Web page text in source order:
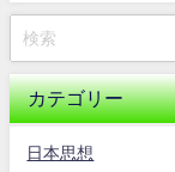
カテゴリー
日本思想